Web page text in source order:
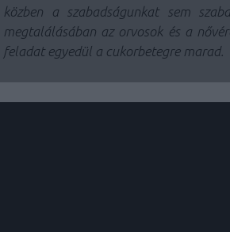
közben a szabadságunkat sem
megtalálásában az orvosok és a
feladat egyedül a cukorbetegre marad.